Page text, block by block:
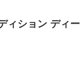
ィション ディー